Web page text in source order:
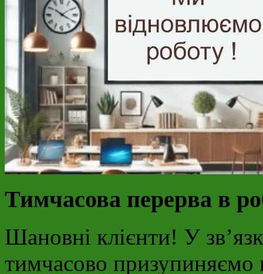
Тимчасова перерва в
Шановні клієнти! У
тимчасово призупиняємо